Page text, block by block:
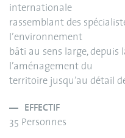
internationale
rassemblant des
l’environnement
bâti au sens large, depuis
l’aménagement du
territoire jusqu’au détail
EFFECTIF
35 Personnes